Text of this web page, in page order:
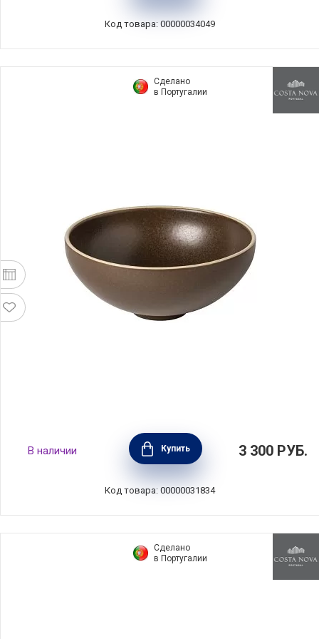
Код товара: 00000034049
Сделано
в Португалии
Чаша Monterosa 19 см, керамика, цвет
шоколадный латте, Costa Nova, Португалия,
XOS191-CHO(XOS191-01018W)
В наличии Купить 3 300 РУБ.
Код товара: 00000031834
Сделано
в Португалии